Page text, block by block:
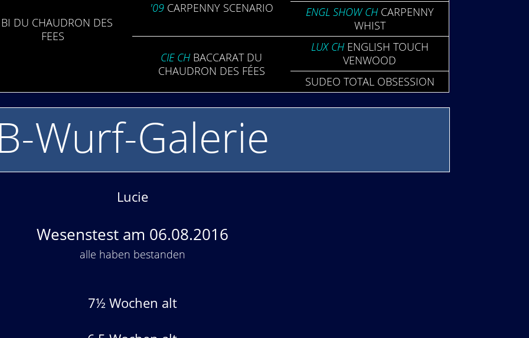
DU CHAU­DRON DES
FEES
'09 CAR­PENNY SCEN­ARIO ENGL SHOW CHCAR­PENNY
WHIST
CIE CH BACC­ARAT DU
CHAU­DRON DES FÉES
LUX CHENG­LISH TOUCH
VEN­WOOD
SUDEO TOTAL OBSE­SSION
Wurf-Galerie
Lucie
Wesenstest am 06.08.2016
alle haben bestanden
7½ Wochen alt